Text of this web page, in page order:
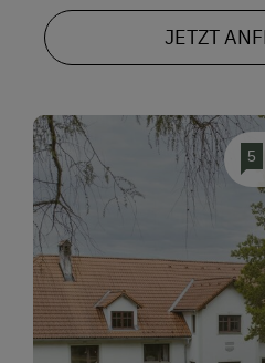
Ab Hofverkauf
Urlaub für Familien
Urlaub zu zweit
Mädlsurlaub,
Für Hochzeitspaare
Romantikurlaub zu
Nachhaltiger Urlaub
Urlaub ohne Auto
JETZT
5